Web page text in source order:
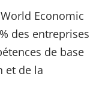
Economic
des entreprises
de base
et de la